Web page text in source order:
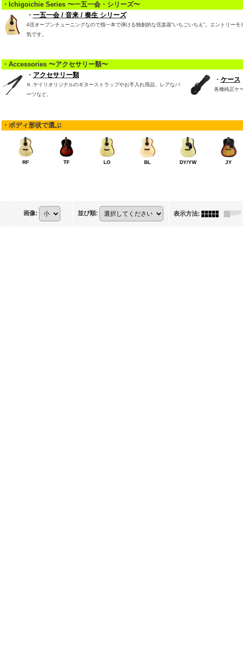
・Ichigoichie Series 〜一五一会・シリーズ〜
・ 一五一会 / 音来 / 奏生 シリーズ
4弦オープンチューニングなので指一本で弾ける独創的な弦楽器“いちごいちえ”。エントリーモ
気です。
・Accessories 〜アクセサリー類〜
・ アクセサリー類
Ｋ.ヤイリオリジナルのギターストラップやお手入れ用品、レアなパ
ーツなど。
・ ケース
各種純正ケ
・ボディ形状で選ぶ
RF TF LO BL DY/YW JY
画像: 並び順: 表示方法: